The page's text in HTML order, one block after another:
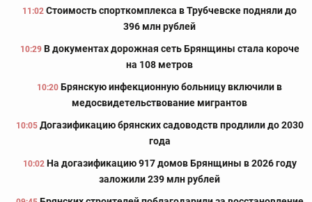
11:02 Стоимость спорткомплекса в Трубчевске подняли до
396 млн рублей
10:29 В документах дорожная сеть Брянщины стала короче
на 108 метров
10:20 Брянскую инфекционную больницу включили в
медосвидетельствование мигрантов
10:05 Догазификацию брянских садоводств продлили до 2030
года
10:02 На догазификацию 917 домов Брянщины в 2026 году
заложили 239 млн рублей